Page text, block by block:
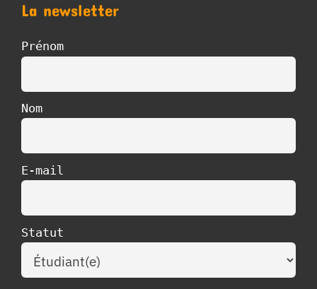
La newsletter
Prénom
Nom
E-mail
Statut